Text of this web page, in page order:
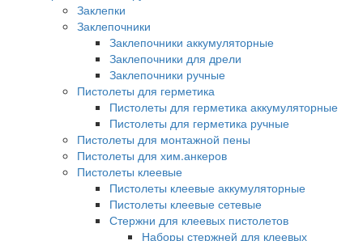
Заклепки
Заклепочники
Заклепочники аккумуляторные
Заклепочники для дрели
Заклепочники ручные
Пистолеты для герметика
Пистолеты для герметика аккумуляторные
Пистолеты для герметика ручные
Пистолеты для монтажной пены
Пистолеты для хим.анкеров
Пистолеты клеевые
Пистолеты клеевые аккумуляторные
Пистолеты клеевые сетевые
Стержни для клеевых пистолетов
Наборы стержней для клеевых